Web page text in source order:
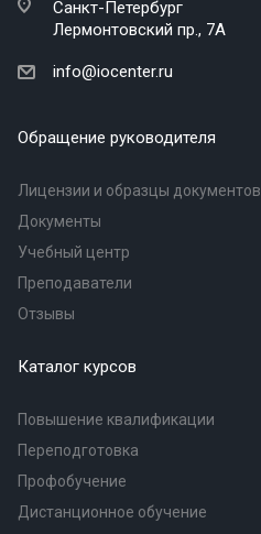
Санкт-Петербург
Лермонтовский пр., 7А
info@iocenter.ru
Обращение руководителя
Лицензии и образцы документов
Документы
Учебный центр
Преподаватели
Отзывы
Каталог курсов
Повышение квалификации
Переподготовка
Профобучение
Дистанционное обучение